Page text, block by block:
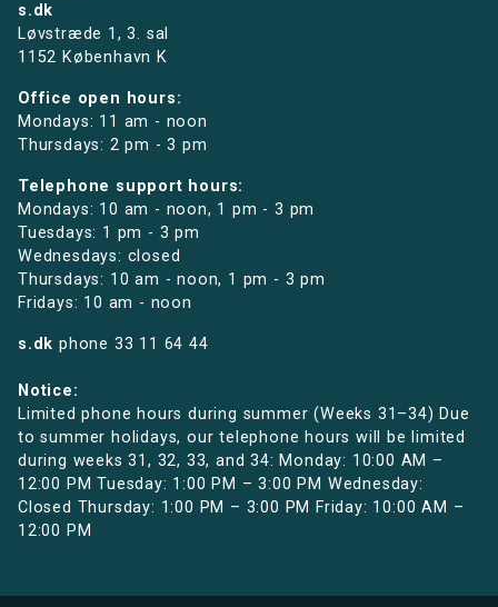
s.dk
Løvstræde 1,3. sal
1152 København K
Office open hours:
Mondays: 11 am - noon
Thursdays: 2 pm - 3 pm
Telephone support hours:
Mondays: 10 am - noon, 1 pm - 3 pm
Tuesdays: 1 pm - 3 pm
Wednesdays: closed
Thursdays: 10 am - noon, 1 pm - 3 pm
Fridays: 10 am - noon
s.dk phone 33 11 64 44
Notice:
Limited phone hours during summer (Weeks 31–34) Due
to summer holidays, our telephone hours will be limited
during weeks 31, 32, 33, and 34: Monday: 10:00 AM –
12:00 PM Tuesday: 1:00 PM – 3:00 PM Wednesday:
Closed Thursday: 1:00 PM – 3:00 PM Friday: 10:00 AM –
12:00 PM